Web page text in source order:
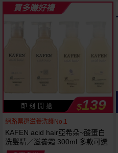
買多賺好禮
即 刻 開 搶 $139
網路票選滋養洗護No.1
KAFEN acid hair亞希朵~酸蛋白
洗髮精／滋養霜 300ml 多款可選